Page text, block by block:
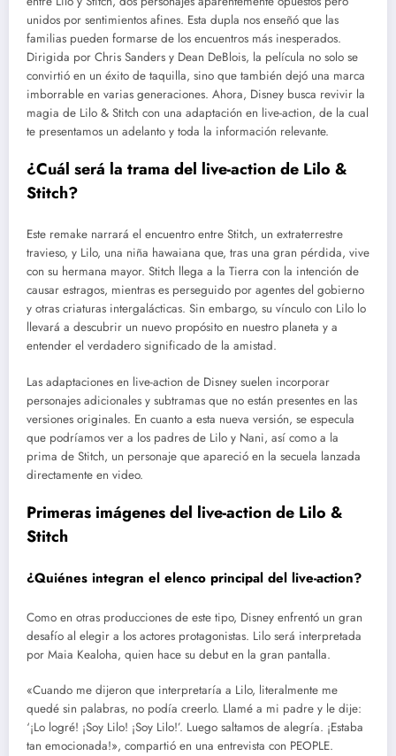
unidos por sentimientos afines. Esta dupla nos enseñó que las
familias pueden formarse de los encuentros más inesperados.
Dirigida por Chris Sanders y Dean DeBlois, la película no solo se
convirtió en un éxito de taquilla, sino que también dejó una marca
imborrable en varias generaciones. Ahora, Disney busca revivir la
magia de Lilo & Stitch con una adaptación en live-action, de la cual
te presentamos un adelanto y toda la información relevante.
¿Cuál será la trama del live-action de Lilo &
Stitch?
Este remake narrará el encuentro entre Stitch, un extraterrestre
travieso, y Lilo, una niña hawaiana que, tras una gran pérdida, vive
con su hermana mayor. Stitch llega a la Tierra con la intención de
causar estragos, mientras es perseguido por agentes del gobierno
y otras criaturas intergalácticas. Sin embargo, su vínculo con Lilo lo
llevará a descubrir un nuevo propósito en nuestro planeta y a
entender el verdadero significado de la amistad.
Las adaptaciones en live-action de Disney suelen incorporar
personajes adicionales y subtramas que no están presentes en las
versiones originales. En cuanto a esta nueva versión, se especula
que podríamos ver a los padres de Lilo y Nani, así como a la
prima de Stitch, un personaje que apareció en la secuela lanzada
directamente en video.
Primeras imágenes del live-action de Lilo &
Stitch
¿Quiénes integran el elenco principal del live-action?
Como en otras producciones de este tipo, Disney enfrentó un gran
desafío al elegir a los actores protagonistas. Lilo será interpretada
por Maia Kealoha, quien hace su debut en la gran pantalla.
«Cuando me dijeron que interpretaría a Lilo, literalmente me
quedé sin palabras, no podía creerlo. Llamé a mi padre y le dije:
‘¡Lo logré! ¡Soy Lilo! ¡Soy Lilo!’. Luego saltamos de alegría. ¡Estaba
tan emocionada!», compartió en una entrevista con PEOPLE.